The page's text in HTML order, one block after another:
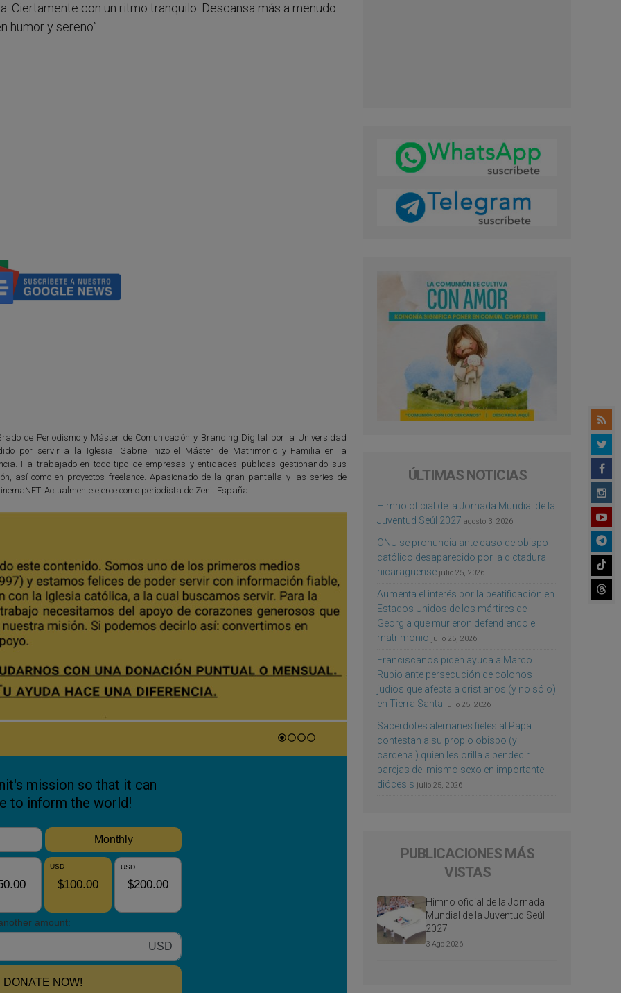
Ciertamente con un ritmo tranquilo. Descansa más a menudo
humor y sereno”.
de Periodismo y Máster de Comunicación y Branding Digital por la Universidad
por servir a la Iglesia, Gabriel hizo el Máster de Matrimonio y Familia en la
Ha trabajado en todo tipo de empresas y entidades públicas gestionando sus
así como en proyectos freelance. Apasionado de la gran pantalla y las series de
Actualmente ejerce como periodista de Zenit España.
ÚLTIMAS NOTICIAS
Himno oficial de la Jornada Mundial de la
Juventud Seúl 2027 agosto 3, 2026
ONU se pronuncia ante caso de obispo
católico desaparecido por la dictadura
nicaragüense julio 25, 2026
Aumenta el interés por la beatificación en
Estados Unidos de los mártires de
Georgia que murieron defendiendo el
matrimonio julio 25, 2026
Franciscanos piden ayuda a Marco
Rubio ante persecución de colonos
judíos que afecta a cristianos (y no sólo)
en Tierra Santa julio 25, 2026
Sacerdotes alemanes fieles al Papa
contestan a su propio obispo (y
cardenal) quien les orilla a bendecir
parejas del mismo sexo en importante
diócesis julio 25, 2026
PUBLICACIONES MÁS
VISTAS
Himno oficial de la Jornada
Mundial de la Juventud Seúl
2027
3 Ago 2026